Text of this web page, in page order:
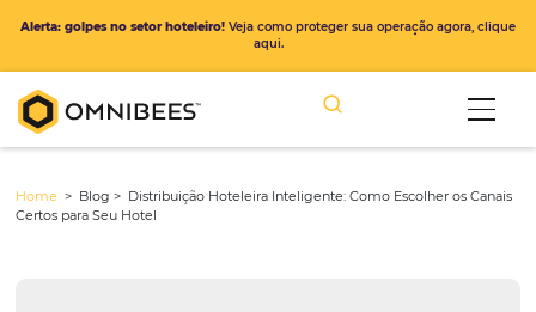
Alerta: golpes no setor hoteleiro!Veja como proteger sua operação